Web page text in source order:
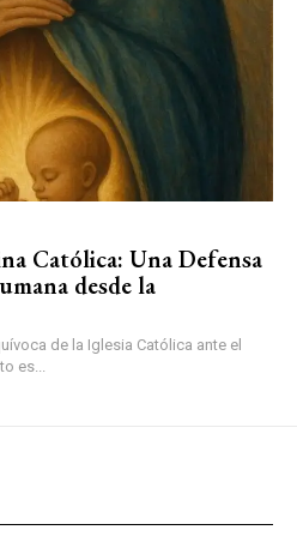
Católica: Una Defensa
desde la
de la Iglesia Católica ante el
El aborto es...